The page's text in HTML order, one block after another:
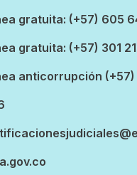
gratuita: (+57) 605
gratuita: (+57) 301
anticorrupción (+57)